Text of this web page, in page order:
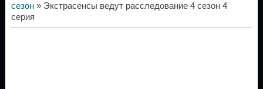
сезон» Экстрасенсы ведут расследование 4 сезон 4
серия